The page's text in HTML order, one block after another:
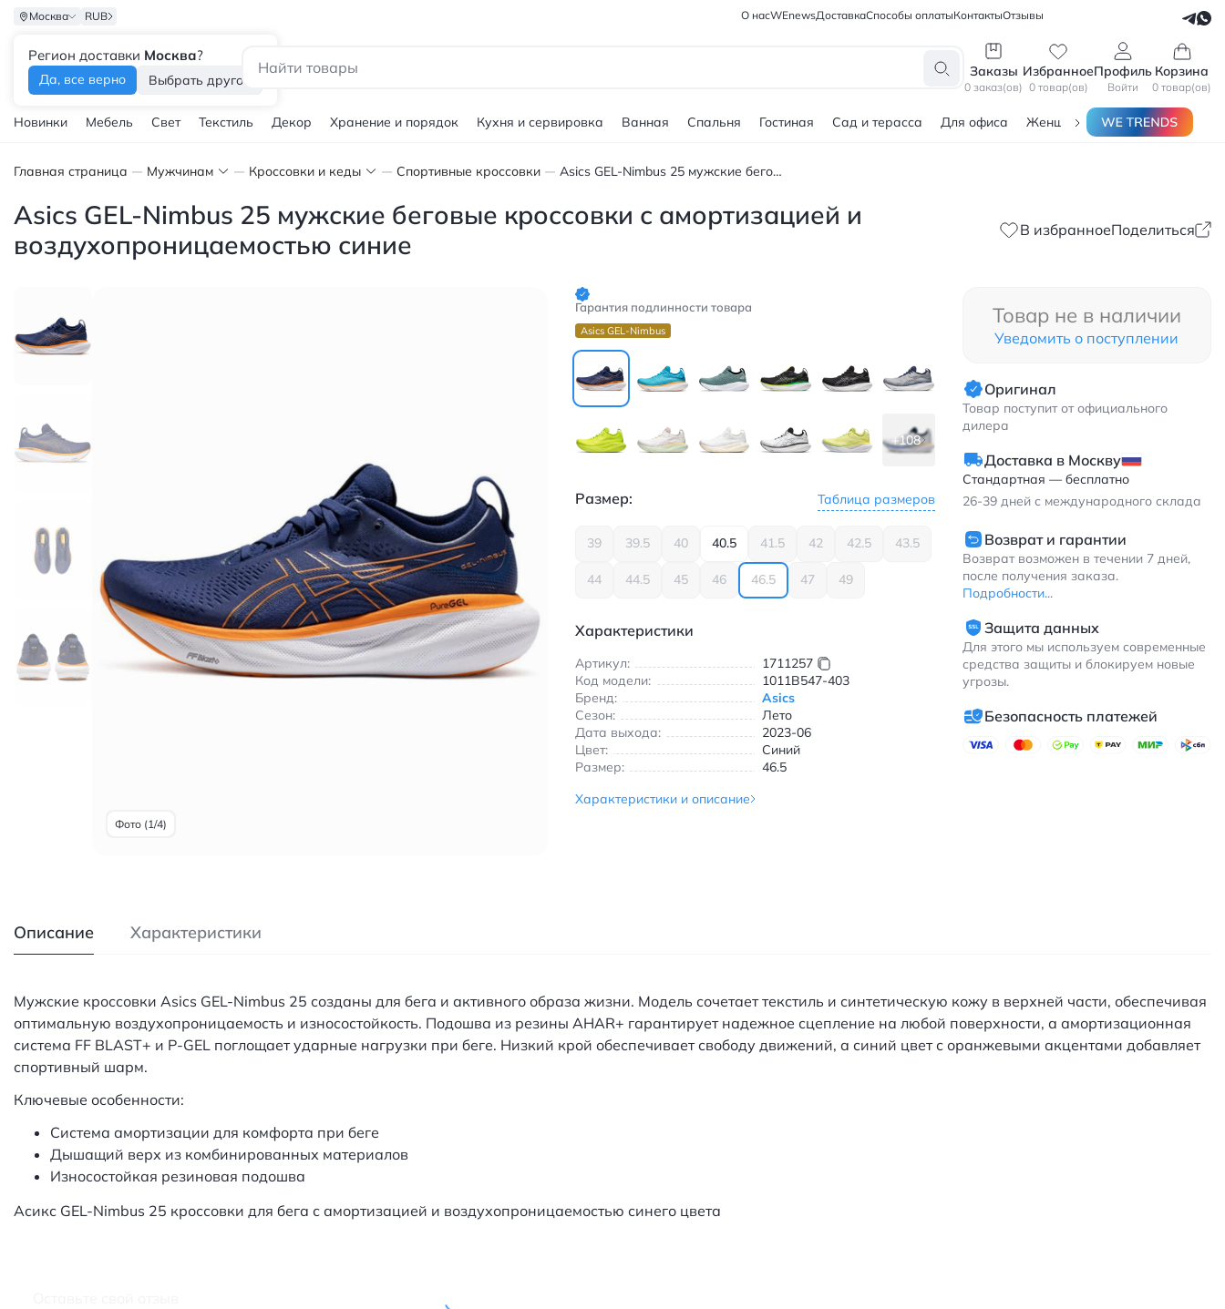
Москва
Регион доставки Москва?
Да, все верно Выбрать другой
RUB О насWEnewsДоставкаСпособы оплатыКонтактыОтзывы
Заказы
0 заказ(ов)
Избранное
0 товар(ов)
Профиль
Войти
Корзина
0 товар(ов)
Новинки Мебель Свет Текстиль Декор Хранение и порядок Кухня и сервировка Ванная Спальня Гостиная Сад и терасса Для офиса Женщинам Мужчинам
Главная страница Мужчинам Кроссовки и кеды Спортивные кроссовки Asics GEL-Nimbus 25 мужские беговые кроссовки с амортизацией и воздухопроницаемостью синие
Asics GEL-Nimbus 25 мужские беговые кроссовки с амортизацией и
воздухопроницаемостью синие
В избранноеПоделиться
Фото (1/4)
Гарантия подлинности товара
Asics GEL-Nimbus
+108
Размер: Таблица размеров
39 39.5 40 40.5 41.5 42 42.5 43.5
44 44.5 45 46 46.5 47 49
Характеристики
Артикул:
1711257
Код модели:
1011B547-403
Бренд:
Asics
Сезон:
Лето
Дата выхода:
2023-06
Цвет:
Синий
Размер:
46.5
Характеристики и описание
Товар не в наличии
Уведомить о поступлении
Оригинал
Товар поступит от официального
дилера
Доставка в Москву
Стандартная — бесплатно
26-39 дней с международного склада
Возврат и гарантии
Возврат возможен в течении 7 дней,
после получения заказа.
Подробности...
Защита данных
Для этого мы используем современные
средства защиты и блокируем новые
угрозы.
Безопасность платежей
Описание Характеристики
Мужские кроссовки Asics GEL-Nimbus 25 созданы для бега и активного образа жизни. Модель сочетает текстиль и синтетическую кожу в верхней части, обеспечивая
оптимальную воздухопроницаемость и износостойкость. Подошва из резины AHAR+ гарантирует надежное сцепление на любой поверхности, а амортизационная
система FF BLAST+ и P-GEL поглощает ударные нагрузки при беге. Низкий крой обеспечивает свободу движений, а синий цвет с оранжевыми акцентами добавляет
спортивный шарм.
Ключевые особенности:
Система амортизации для комфорта при беге
Дышащий верх из комбинированных материалов
Износостойкая резиновая подошва
Асикс GEL-Nimbus 25 кроссовки для бега с амортизацией и воздухопроницаемостью синего цвета